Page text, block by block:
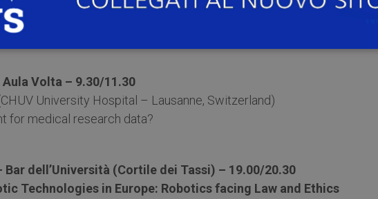
Foscolo – 11.30/13.00
University Institute)
Volta – 9.30/11.30
University Hospital – Lausanne, Switzerland)
for medical research data?
Bar dell’Università (Cortile dei Tassi) – 19.00/20.30
Technologies in Europe: Robotics facing Law and Ethics